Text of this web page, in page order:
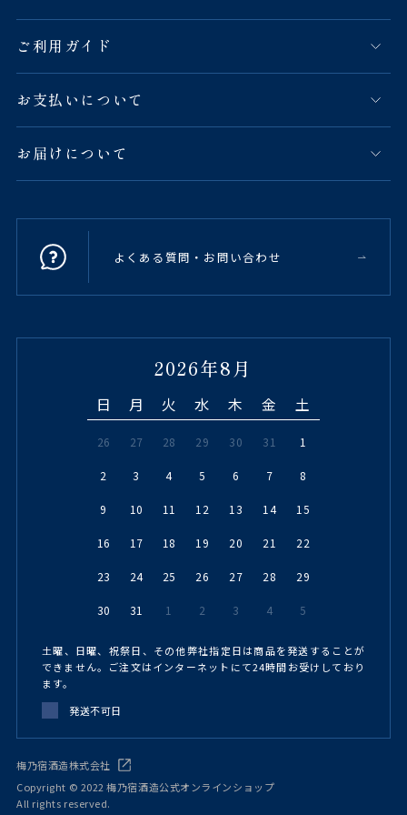
ご利用ガイド
お支払いについて
お届けについて
よくある質問・お問い合わせ
2026年8月
日 月 火 水 木 金 土
26 27 28 29 30 31 1
2 3 4 5 6 7 8
9 10 11 12 13 14 15
16 17 18 19 20 21 22
23 24 25 26 27 28 29
30 31 1 2 3 4 5
土曜、日曜、祝祭日、その他弊社指定日は商品を発送することが
できません。ご注文はインターネットにて24時間お受けしており
ます。
発送不可日
梅乃宿酒造株式会社
Copyright © 2022 梅乃宿酒造公式オンラインショップ
All rights reserved.